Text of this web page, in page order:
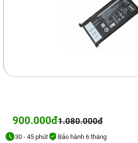
900.000đ1.080.000đ
30 - 45 phút Bảo hành 6 tháng